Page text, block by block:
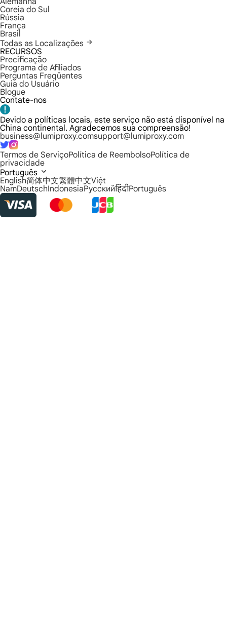
Coreia do Sul
Rússia
França
Brasil
Todas as Localizações
RECURSOS
Precificação
Programa de Afiliados
Perguntas Freqüentes
Guia do Usuário
Blogue
Contate-nos
Devido a políticas locais, este serviço não está disponível na
China continental. Agradecemos sua compreensão!
business@lumiproxy.comsupport@lumiproxy.com
Termos de ServiçoPolítica de ReembolsoPolítica de
privacidade
Português
English简体中文繁體中文Việt
NamDeutschIndonesiaРусскийहिंदीPortuguês